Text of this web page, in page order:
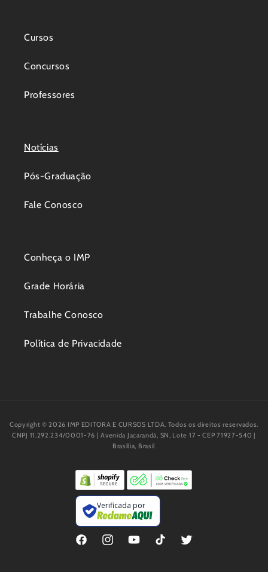
Cursos
Concursos
Professores
Notícias
Pós-Graduação
Fale Conosco
Conheça o IMP
Grade Horária
Trabalhe Conosco
Política de Privacidade
Copyright © 2026 IMP EDITORA E CURSOS LTDA. Todos os direitos reservados.
CNPJ 11.292.234/0001-76 | Avenida Jacarandá, SN, Lote 17 - CEP 71927-540 |
Brasília, Brasil
Verificada por
FacebookInstagramYouTubeTikTok Twitter